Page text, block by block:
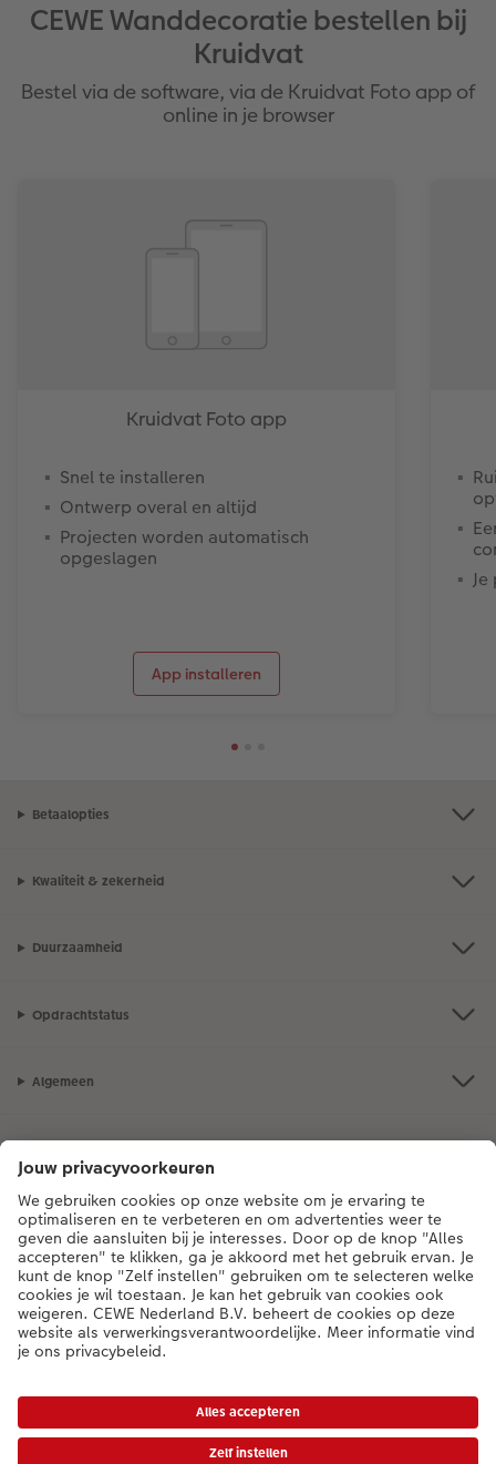
CEWE Wanddecoratie bestellen bij
Kruidvat
Bestel via de software, via de Kruidvat Foto app of
online in je browser
Kruidvat Foto app
Snel te installeren
Ontwerp overal en altijd
Projecten worden automatisch
opgeslagen
App installeren
Betaalopties
Kwaliteit & zekerheid
Duurzaamheid
Opdrachtstatus
Algemeen
Als je een vraag hebt over een product of bestelling, bel ons dan gerust:
0318 264 005[ma - vr 9:00 tot 20:00 u | za 9:00 tot 17:00 u | zo 12:00 tot
16:00 u]
NL|BE
verwerkings- en verzendkosten.
|Algemene voorwaarden|Privacy|Toegankelijkheid